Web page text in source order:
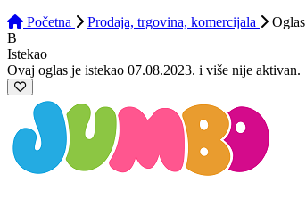
Početna
Prodaja, trgovina, komercijala Oglas
B
Istekao
Ovaj oglas je istekao 07.08.2023. i više nije aktivan.